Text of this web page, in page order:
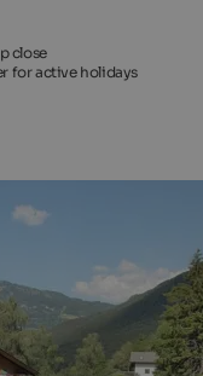
close
for active holidays